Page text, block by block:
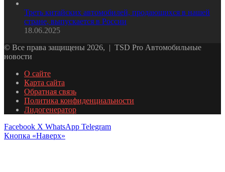
Треть китайских автомобилей, продающихся в нашей
стране, выпускается в России
18.06.2025
© Все права защищены 2026, | TSD Pro Автомобильные
новости
О сайте
Карта сайта
Обратная связь
Политика конфиденциальности
Лидогенератор
Facebook X WhatsApp Telegram
Кнопка «Наверх»